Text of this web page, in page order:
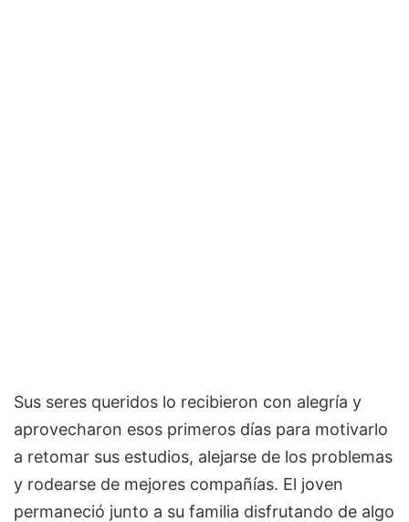
Sus seres queridos lo recibieron con alegría y
aprovecharon esos primeros días para motivarlo
a retomar sus estudios, alejarse de los problemas
y rodearse de mejores compañías. El joven
permaneció junto a su familia disfrutando de algo